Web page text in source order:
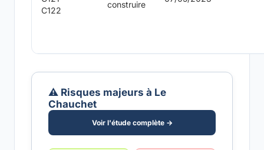
C122
construire
⚠️ Risques majeurs à Le
Chauchet
Voir l'étude complète →